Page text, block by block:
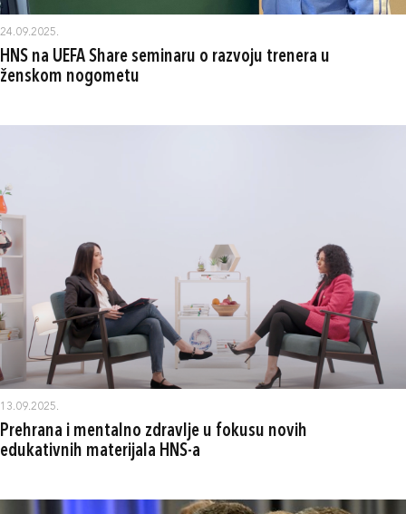
24.09.2025.
HNS na UEFA Share seminaru o razvoju trenera u
ženskom nogometu
13.09.2025.
Prehrana i mentalno zdravlje u fokusu novih
edukativnih materijala HNS-a